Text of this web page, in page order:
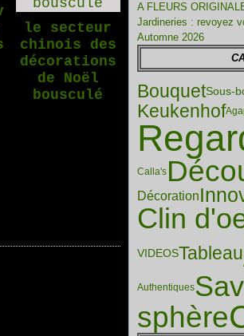
le secteur
chinois des
décorations
de Noël
bousculé
A FLEURS
Jardineries : revoyez
Automne 2026
BouquetSous-
Keukenhof
Calla's
Décoration
Clin
VIDEOSTableau
Authentiques
sphère